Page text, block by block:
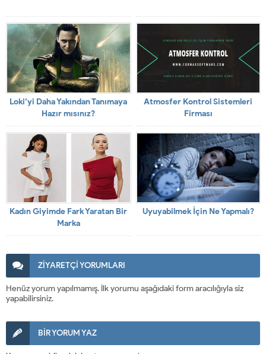
Loki’yi Daha Yakından Tanımaya
Hazır mısınız?
Atmosfer Kontrol Sistemleri
Firması
Kadın Giyimde Fark Yaratan Bir
Marka
Uyuyabilmek İçin Ne Yapmalı?
ZİYARETÇİ YORUMLARI
Henüz yorum yapılmamış. İlk yorumu aşağıdaki form aracılığıyla siz
yapabilirsiniz.
BİR YORUM YAZ